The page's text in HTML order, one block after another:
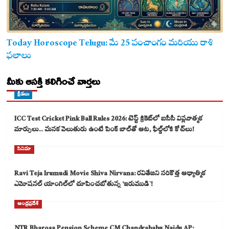
Today Horoscope Telugu: మే 25 పంచాంగం మరియు రాశి
ఫలాలు
మీకు ఆసక్తి కలిగించే వార్తలు
క్రీడలు
ICC Test Cricket Pink Ball Rules 2026: టెస్ట్ క్రికెట్‌లో ఐసీసీ విప్లవాత్మక
మార్పులు.. మసక వెలుతురు ఉంటే పింక్ బాల్‌తో ఆట, ఫీల్డ్‌లోకి కోచ్‌లు!
సినిమా
Ravi Teja Irumudi Movie Shiva Nirvana: రవితేజని సరికొత్త ఆధ్యాత్మిక
ఎమోషనల్ యాంగిల్‌లో చూపించబోతున్న ‘ఇరుముడి`!
ఆంధ్రప్రదేశ్